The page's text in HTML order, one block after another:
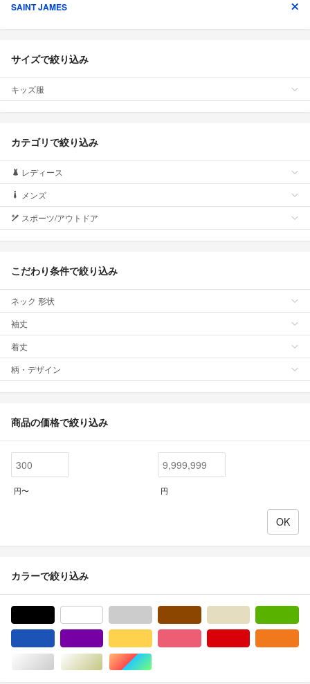
SAINT JAMES
サイズで絞り込み
キッズ服
カテゴリで絞り込み
レディース
メンズ
スポーツ/アウトドア
こだわり条件で絞り込み
ネック 形状
袖丈
着丈
柄・デザイン
商品の価格で絞り込み
円〜 円
カラーで絞り込み
シルバー/銀色系ゴールド/金色系マルチカラー